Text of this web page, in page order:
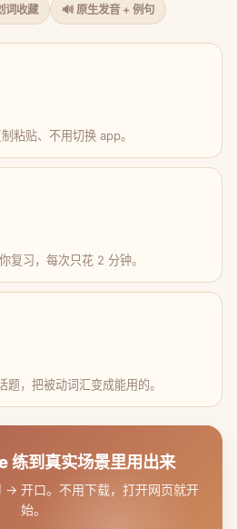
词收藏 🔊 原生发音 + 例句
粘贴、不用切换 app。
复习，每次只花 2 分钟。
，把被动词汇变成能用的。
练到真实场景里用出来
开口。不用下载，打开网页就开
始。